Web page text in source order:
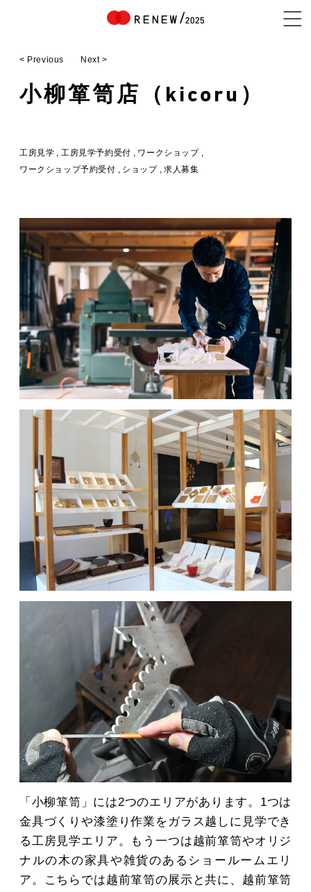
EXHIBITOR
MOVIE
ACCESS / STAY
< Previous Next >
小柳箪笥店（kicoru）
工房見学 工房見学予約受付
ワークショップ
ワークショップ予約受付
ショップ 求人募集
「小柳箪笥」には2つのエリアがあります。1つは
金具づくりや漆塗り作業をガラス越しに見学でき
る工房見学エリア。もう一つは越前箪笥やオリジ
ナルの木の家具や雑貨のあるショールームエリ
ア。こちらでは越前箪笥の展示と共に、越前箪笥